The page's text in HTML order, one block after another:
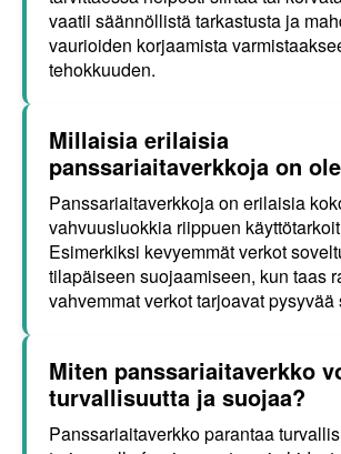
vaatii säännöllistä tarkastusta ja
vaurioiden korjaamista
tehokkuuden.
Millaisia erilaisia
panssariaitaverkkoja on
Panssariaitaverkkoja on erilaisia
vahvuusluokkia riippuen
Esimerkiksi kevyemmät verkot
tilapäiseen suojaamiseen, kun taas
vahvemmat verkot tarjoavat pysyvää
Miten panssariaitaverkko
turvallisuutta ja suojaa?
Panssariaitaverkko parantaa